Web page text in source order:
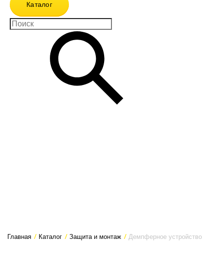
Каталог
Главная / Каталог / Защита и монтаж / Демпферное устройство